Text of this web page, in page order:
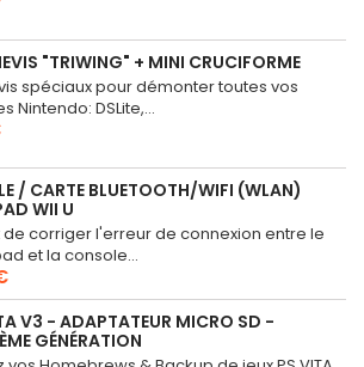
"TRIWING" + MINI CRUCIFORME
spéciaux pour démonter toutes vos
Nintendo: DSLite,...
/ CARTE BLUETOOTH/WIFI (WLAN)
WII U
corriger l'erreur de connexion entre le
et la console...
V3 - ADAPTATEUR MICRO SD -
GÉNÉRATION